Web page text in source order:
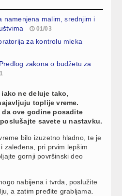
namenjena malim, srednjim i
01/03
za kontrolu mleka
zakona o budžetu za
ne deluje tako,
toplije vreme.
ove godine posadite
savete u nastavku.
bilo izuzetno hladno, te je
zaleđena, pri prvim lepšim
gornji površinski deo
nabijena i tvrda, poslužite
a zatim pređite grabljama.